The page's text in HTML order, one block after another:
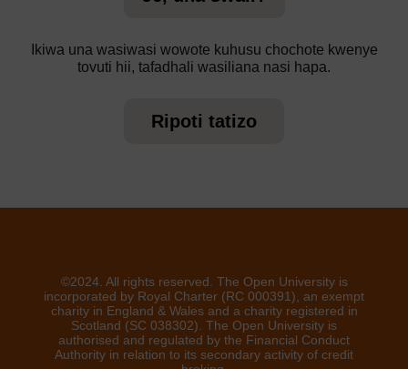
Ikiwa una wasiwasi wowote kuhusu chochote kwenye
tovuti hii, tafadhali wasiliana nasi hapa.
Ripoti tatizo
©2024. All rights reserved. The Open University is
incorporated by Royal Charter (RC 000391), an exempt
charity in England & Wales and a charity registered in
Scotland (SC 038302). The Open University is
authorised and regulated by the Financial Conduct
Authority in relation to its secondary activity of credit